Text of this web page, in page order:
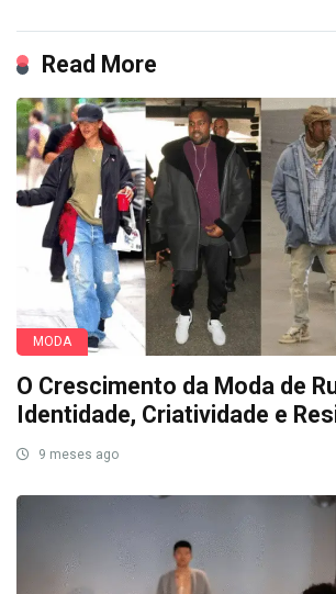
Read More
MODA
O Crescimento da Moda de
Identidade, Criatividade e
9 meses ago